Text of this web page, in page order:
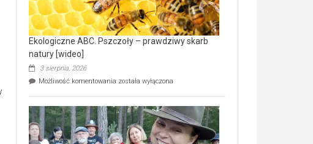
na
modernizację
oczyszczalni
ścieków
[wideo]
Ekologiczne ABC. Pszczoły – prawdziwy skarb
natury [wideo]
3 sierpnia, 2026
Możliwość komentowania Ekologiczne
–
prawdziwy
skarb
natury
została wyłączona